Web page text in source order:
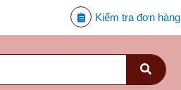
Kiểm tra đơn hàng